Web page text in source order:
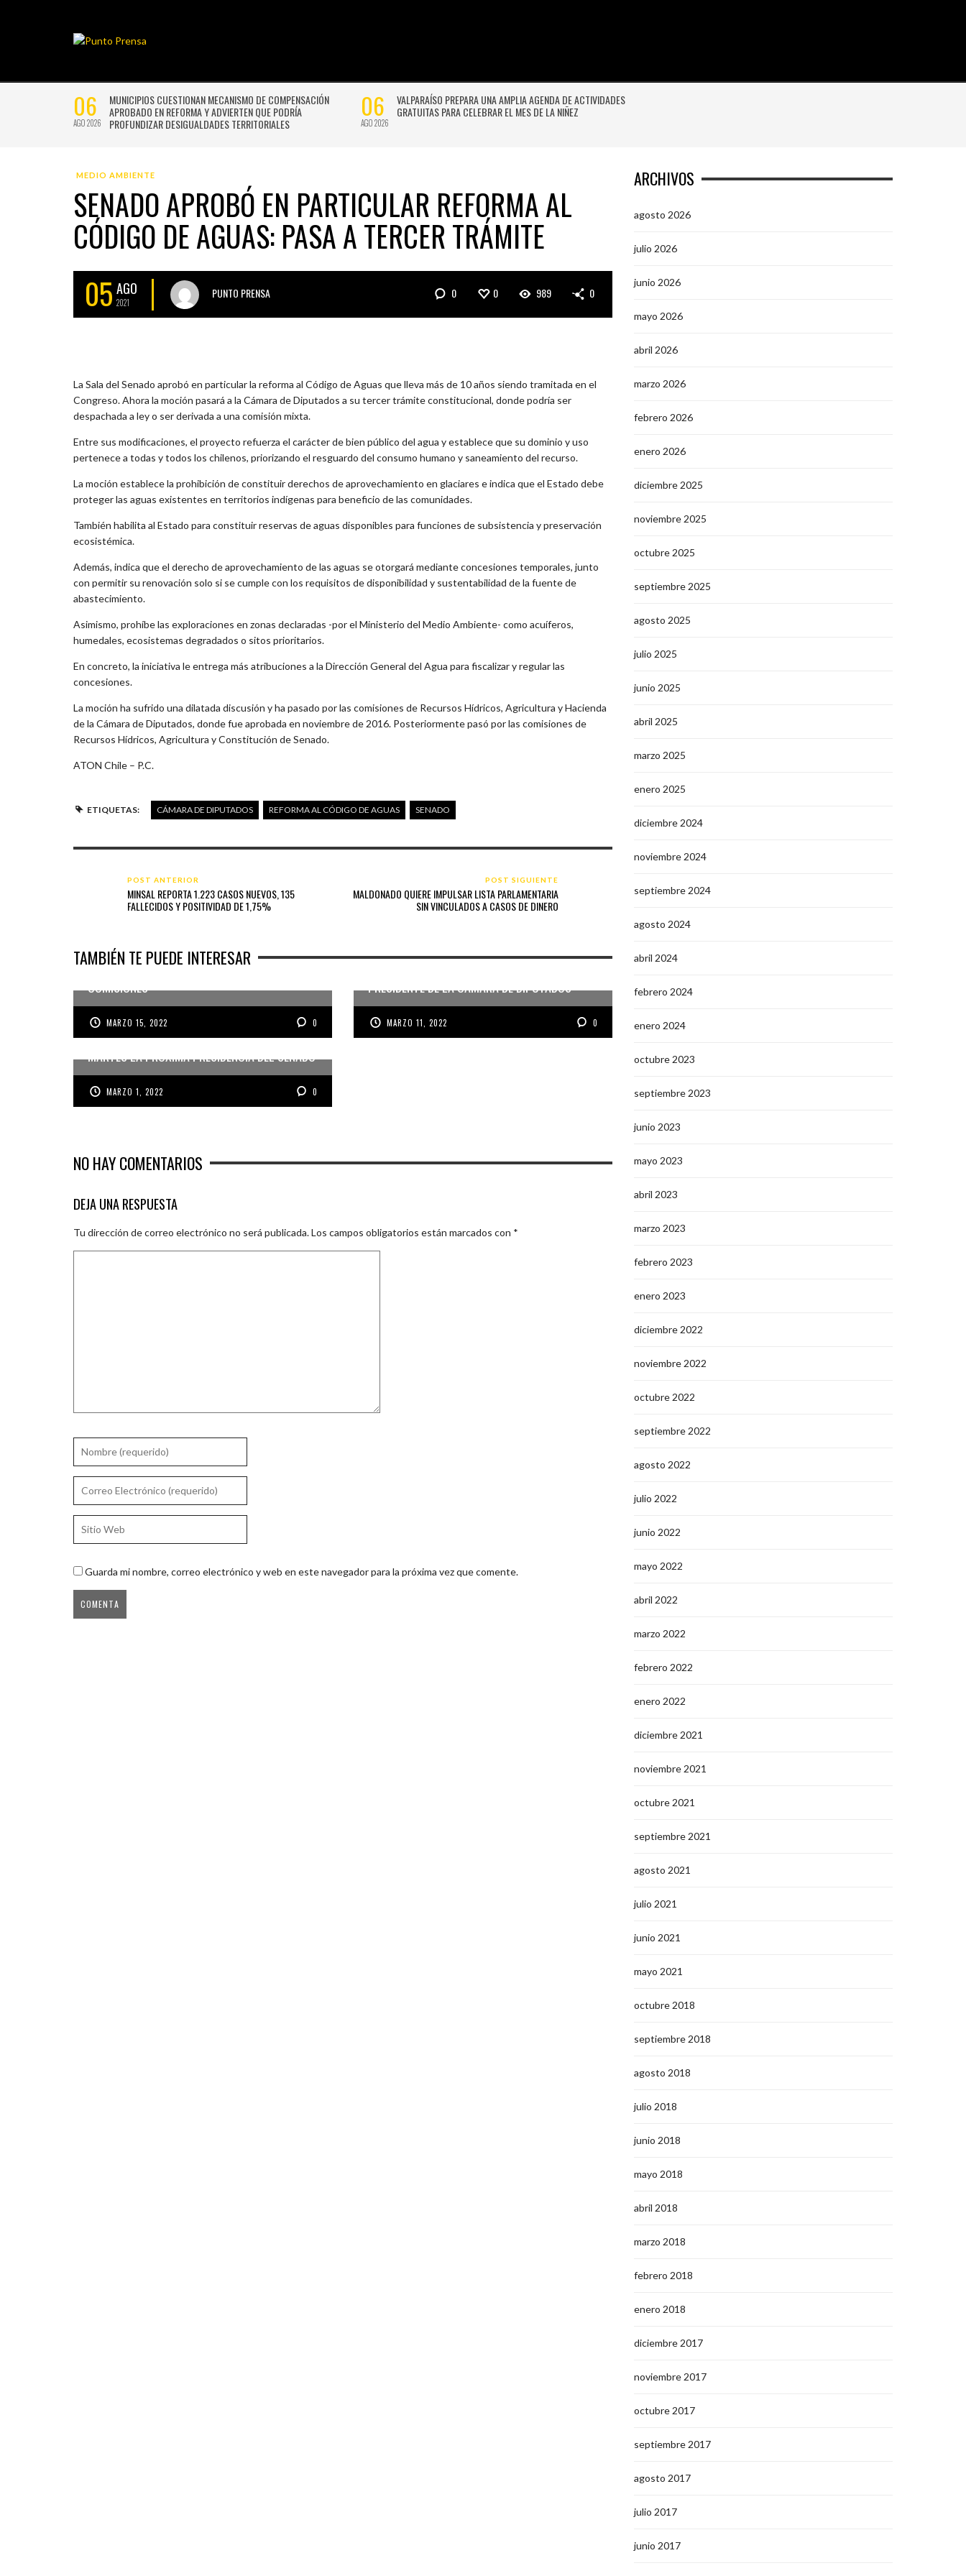
MEDIO AMBIENTE
SENADO APROBÓ EN PARTICULAR REFORMA AL
CÓDIGO DE AGUAS: PASA A TERCER TRÁMITE
05 AGO
2021
PUNTO PRENSA 0 0 989 0
La Sala del Senado aprobó en particular la reforma al Código de Aguas que lleva más de 10 años siendo tramitada en el
Congreso. Ahora la moción pasará a la Cámara de Diputados a su tercer trámite constitucional, donde podría ser
despachada a ley o ser derivada a una comisión mixta.
Entre sus modificaciones, el proyecto refuerza el carácter de bien público del agua y establece que su dominio y uso
pertenece a todas y todos los chilenos, priorizando el resguardo del consumo humano y saneamiento del recurso.
La moción establece la prohibición de constituir derechos de aprovechamiento en glaciares e indica que el Estado debe
proteger las aguas existentes en territorios indígenas para beneficio de las comunidades.
También habilita al Estado para constituir reservas de aguas disponibles para funciones de subsistencia y preservación
ecosistémica.
Además, indica que el derecho de aprovechamiento de las aguas se otorgará mediante concesiones temporales, junto
con permitir su renovación solo si se cumple con los requisitos de disponibilidad y sustentabilidad de la fuente de
abastecimiento.
Asimismo, prohíbe las exploraciones en zonas declaradas -por el Ministerio del Medio Ambiente- como acuíferos,
humedales, ecosistemas degradados o sitos prioritarios.
En concreto, la iniciativa le entrega más atribuciones a la Dirección General del Agua para fiscalizar y regular las
concesiones.
La moción ha sufrido una dilatada discusión y ha pasado por las comisiones de Recursos Hídricos, Agricultura y Hacienda
de la Cámara de Diputados, donde fue aprobada en noviembre de 2016. Posteriormente pasó por las comisiones de
Recursos Hídricos, Agricultura y Constitución de Senado.
ATON Chile – P.C.
ETIQUETAS: CÁMARA DE DIPUTADOS REFORMA AL CÓDIGO DE AGUAS SENADO
POST ANTERIOR
MINSAL REPORTA 1.223 CASOS NUEVOS, 135
FALLECIDOS Y POSITIVIDAD DE 1,75%
POST SIGUIENTE
MALDONADO QUIERE IMPULSAR LISTA PARLAMENTARIA
SIN VINCULADOS A CASOS DE DINERO
TAMBIÉN TE PUEDE INTERESAR
CHAHUÁN RATIFICA SUSPENSIÓN DE
RELACIONES Y PONE EN DUDA ACUERDO POR
COMISIONES
MARZO 15, 2022 0
PRESIDENTE DE LA CÁMARA DE DIPUTADOS
MARZO 11, 2022 0
BANCADAS EMPEZARÁN A DEFINIR DESDE ESTE
MARTES LA PRÓXIMA PRESIDENCIA DEL SENADO
MARZO 1, 2022 0
NO HAY COMENTARIOS
DEJA UNA RESPUESTA
Tu dirección de correo electrónico no será publicada.Los campos obligatorios están marcados con *
Guarda mi nombre, correo electrónico y web en este navegador para la próxima vez que comente.
ARCHIVOS
agosto 2026
julio 2026
junio 2026
mayo 2026
abril 2026
marzo 2026
febrero 2026
enero 2026
diciembre 2025
noviembre 2025
octubre 2025
septiembre 2025
agosto 2025
julio 2025
junio 2025
abril 2025
marzo 2025
enero 2025
diciembre 2024
noviembre 2024
septiembre 2024
agosto 2024
abril 2024
febrero 2024
enero 2024
octubre 2023
septiembre 2023
junio 2023
mayo 2023
abril 2023
marzo 2023
febrero 2023
enero 2023
diciembre 2022
noviembre 2022
octubre 2022
septiembre 2022
agosto 2022
julio 2022
junio 2022
mayo 2022
abril 2022
marzo 2022
febrero 2022
enero 2022
diciembre 2021
noviembre 2021
octubre 2021
septiembre 2021
agosto 2021
julio 2021
junio 2021
mayo 2021
octubre 2018
septiembre 2018
agosto 2018
julio 2018
junio 2018
mayo 2018
abril 2018
marzo 2018
febrero 2018
enero 2018
diciembre 2017
noviembre 2017
octubre 2017
septiembre 2017
agosto 2017
julio 2017
junio 2017